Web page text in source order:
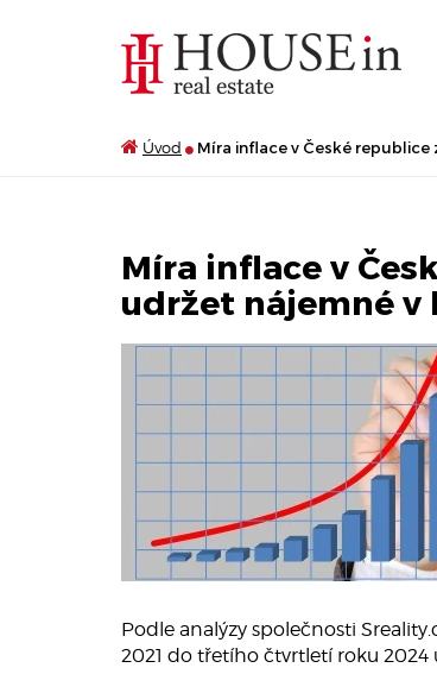
Úvod Míra inflace v České
Míra inflace v
udržet nájemné v
Podle analýzy společnosti
2021 do třetího čtvrtletí roku 2024